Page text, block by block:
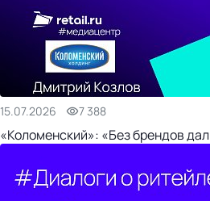
15.07.2026 7 388
«Коломенский»: «Без брендов